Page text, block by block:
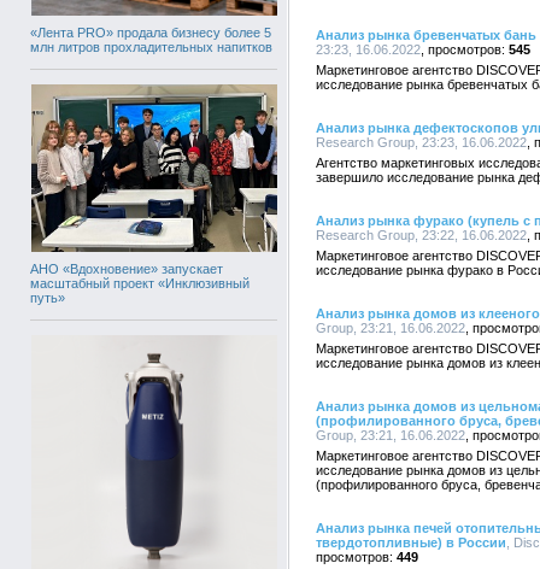
«Лента PRO» продала бизнесу более 5
млн литров прохладительных напитков
АНО «Вдохновение» запускает
масштабный проект «Инклюзивный
путь»
Анализ рынка бревенчатых бань
23:23, 16.06.2022
545
Маркетинговое агентство
исследование рынка бревенчатых
Анализ рынка дефектоскопов
Research Group, 23:23, 16.06.2022
Агентство маркетинговых
завершило исследование рынка
Анализ рынка фурако (купель с
Research Group, 23:22, 16.06.2022
Маркетинговое агентство
исследование рынка фурако в
Анализ рынка домов из
Group, 23:21, 16.06.2022
Маркетинговое агентство
исследование рынка домов из
Анализ рынка домов из
(профилированного бруса,
Group, 23:21, 16.06.2022
Маркетинговое агентство
исследование рынка домов из
(профилированного бруса,
Анализ рынка печей
твердотопливные) в России ,
449